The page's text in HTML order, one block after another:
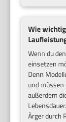
Wie
Wenn du
einsetzen
Denn
und
außerdem
Ärger durch